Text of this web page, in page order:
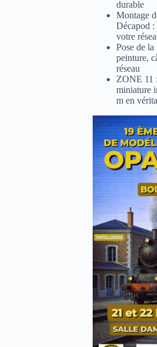
durable
Montage
Décapod
votre
Pose de
peinture,
réseau
ZONE 11
miniature
m en